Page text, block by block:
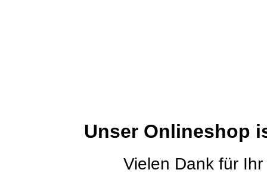
Unser Onlineshop
Vielen Dank für